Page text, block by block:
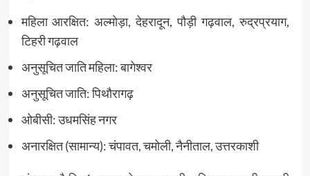
महिला आरक्षित: अल्मोड़ा, देहरादून, पौड़ी गढ़वाल, रुद्रप्रयाग,
टिहरी गढ़वाल
अनुसूचित जाति महिला: बागेश्वर
अनुसूचित जाति: पिथौरागढ़
ओबीसी: उधमसिंह नगर
अनारक्षित (सामान्य): चंपावत, चमोली, नैनीताल, उत्तरकाशी